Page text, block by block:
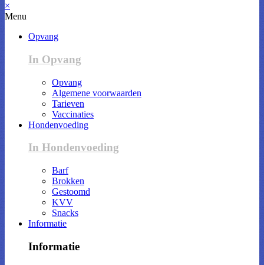
×
Menu
Opvang
In Opvang
Opvang
Algemene voorwaarden
Tarieven
Vaccinaties
Hondenvoeding
In Hondenvoeding
Barf
Brokken
Gestoomd
KVV
Snacks
Informatie
Informatie